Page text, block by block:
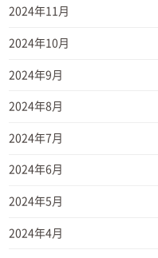
2024年11月
2024年10月
2024年9月
2024年8月
2024年7月
2024年6月
2024年5月
2024年4月